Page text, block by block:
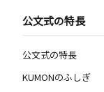
公文式の特長
公文式の特長
KUMONのふしぎ